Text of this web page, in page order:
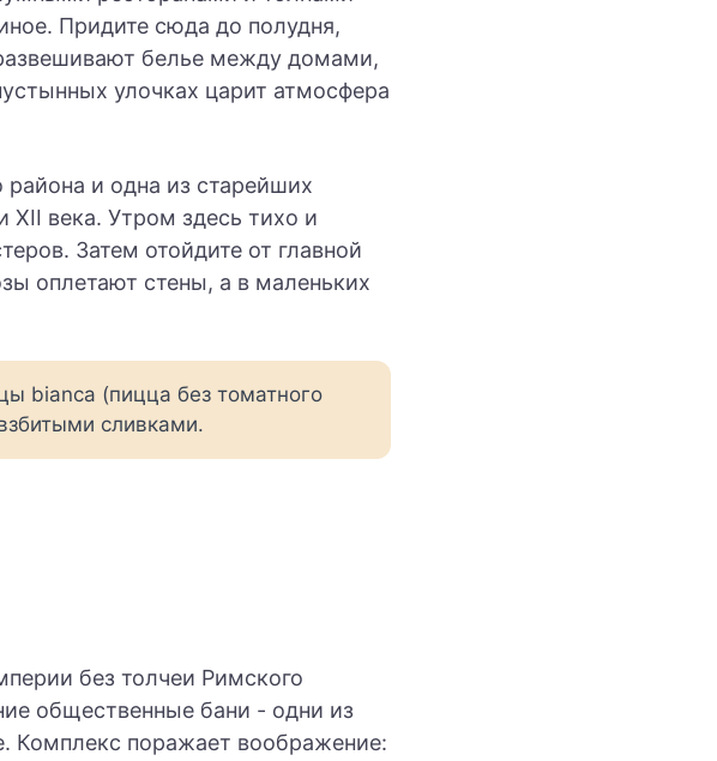
Придите сюда до полудня,
белье между домами,
улочках царит атмосфера
и одна из старейших
века. Утром здесь тихо и
Затем отойдите от главной
оплетают стены, а в маленьких
bianca (пицца без томатного
сливками.
без толчеи Римского
общественные бани - одни из
Комплекс поражает воображение: